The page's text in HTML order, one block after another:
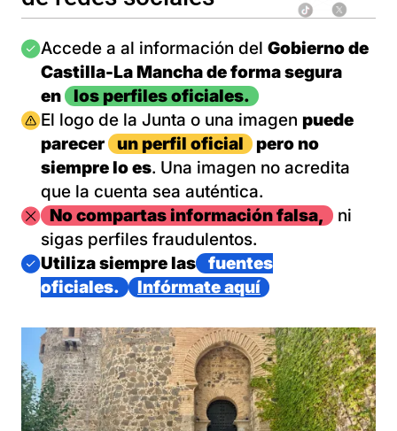
Imagen
Accede a al información del Gobierno de
Castilla-La Mancha de forma segura
en
los perfiles oficiales.
Imagen
El logo de la Junta o una imagen puede
parecer
un perfil oficial
pero no
siempre lo es. Una imagen no acredita
que la cuenta sea auténtica.
ImagenNo compartas información falsa,
ni
sigas perfiles fraudulentos.
Imagen
Utiliza siempre las
fuentes
oficiales.
Infórmate aquí